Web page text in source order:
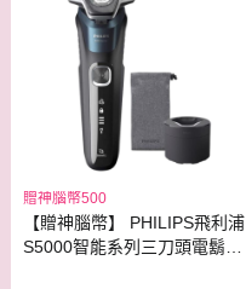
贈神腦幣500
【贈神腦幣】 PHILIPS飛利浦
S5000智能系列三刀頭電鬍刀